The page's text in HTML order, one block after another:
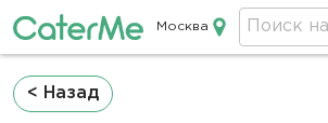
Кейтеринг в
Москва
Строка
навигации
< Назад